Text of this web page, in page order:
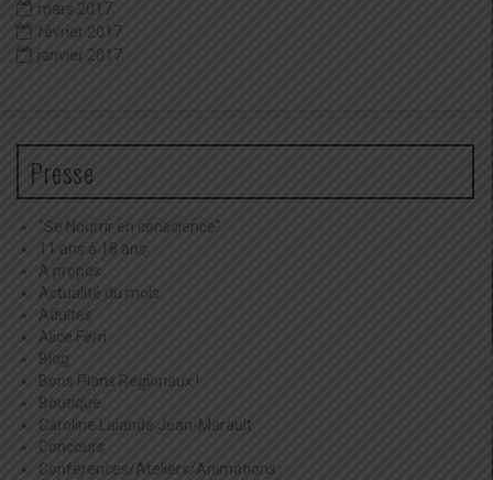
mars 2017
février 2017
janvier 2017
Presse
"Se Nourrir en conscience"
11 ans à 18 ans
A propos
Actualité du mois
Adultes
Alice Ferri
Blog
Bons Plans Régionaux !
Boutique
Caroline Lalande Jean-Marault
Concours
Conférences/Ateliers/Animations